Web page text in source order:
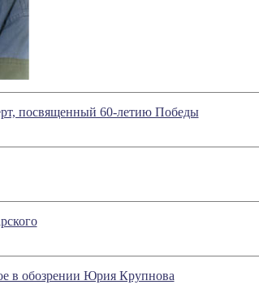
посвященный 60-летию Победы
в обозрении Юрия Крупнова